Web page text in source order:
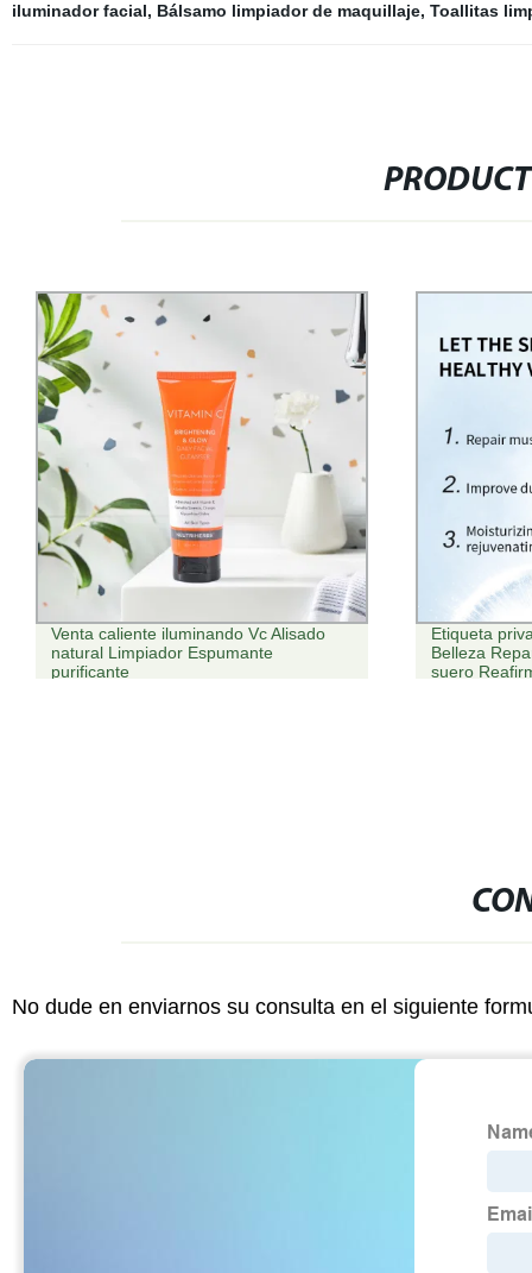
iluminador facial, Bálsamo limpiador de maquillaje, Toallitas
Venta caliente iluminando Vc Alisado
natural Limpiador Espumante
purificante
Etiqueta
Belleza
suero
No dude en enviarnos su consulta en el siguiente